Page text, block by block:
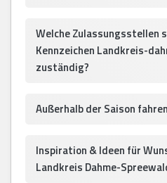
Welche Zulassungsstellen
Kennzeichen Landkreis-
zuständig?
Außerhalb der Saison fahren
Inspiration & Ideen für
Landkreis Dahme-